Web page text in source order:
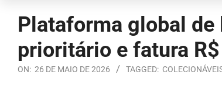
Plataforma global
prioritário e fatura
ON: 26 DE MAIO DE 2026 TAGGED: